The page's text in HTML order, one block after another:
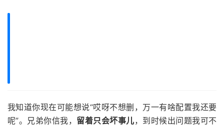
我知道你现在可能想说“哎呀不想删，万一有啥配置我还要
呢”。兄弟你信我， 留着只会坏事儿，到时候出问题我可不